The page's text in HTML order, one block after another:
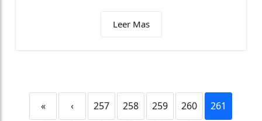
Leer Mas
« ‹ 257 258 259 260 261